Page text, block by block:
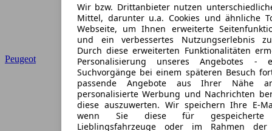
Wir bzw. Drittanbieter nutzen
Mittel, darunter u.a. Cookies und ähnliche
Webseite, um Ihnen erweiterte
und ein verbessertes Nutzungserlebnis
Durch diese erweiterten Funktionalitäten
Personalisierung unseres Angebotes
Suchvorgänge bei einem späteren Besuch
passende Angebote aus Ihrer Nähe
personalisierte Werbung und Nachrichten
diese auszuwerten. Wir speichern Ihre E-
wenn Sie diese für gespeicherte
Lieblingsfahrzeuge oder im Rahmen der
Peugeot